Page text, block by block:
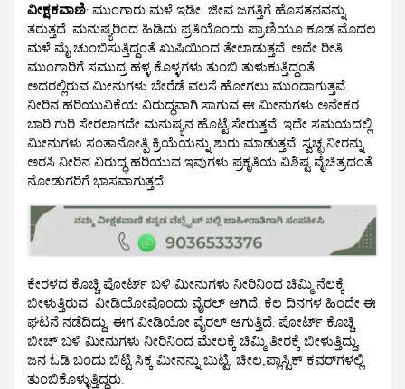
ವೀಕ್ಷಕವಾಣಿ: ಮುಂಗಾರು ಮಳೆ ಇಡೀ ಜೀವ ಜಗತ್ತಿಗೆ ಹೊಸತನವನ್ನು
ತರುತ್ತದೆ. ಮನುಷ್ಯರಿಂದ ಹಿಡಿದು ಪ್ರತಿಯೊಂದು ಪ್ರಾಣಿಯೂ ಕೂಡ ಮೊದಲ
ಮಳೆ ಮೈ ಚುಂಬಿಸುತ್ತಿದ್ದಂತೆ ಖುಷಿಯಿಂದ ತೇಲಾಡುತ್ತವೆ. ಅದೇ ರೀತಿ
ಮುಂಗಾರಿಗೆ ಸಮುದ್ರ ಹಳ್ಳ ಕೊಳ್ಳಗಳು ತುಂಬಿ ತುಳುಕುತ್ತಿದ್ದಂತೆ
ಅದರಲ್ಲಿರುವ ಮೀನುಗಳು ಬೇರೆಡೆ ವಲಸೆ ಹೋಗಲು ಮುಂದಾಗುತ್ತವೆ.
ನೀರಿನ ಹರಿಯುವಿಕೆಯ ವಿರುದ್ಧವಾಗಿ ಸಾಗುವ ಈ ಮೀನುಗಳು ಅನೇಕರ
ಬಾರಿ ಗುರಿ ಸೇರಲಾಗದೇ ಮನುಷ್ಯನ ಹೊಟ್ಟೆ ಸೇರುತ್ತವೆ. ಇದೇ ಸಮಯದಲ್ಲಿ
ಮೀನುಗಳು ಸಂತಾನೋತ್ಪಿ ಕ್ರಿಯೆಯನ್ನು ಶುರು ಮಾಡುತ್ತವೆ. ಸ್ವಚ್ಛ ನೀರನ್ನು
ಅರಸಿ ನೀರಿನ ವಿರುದ್ಧ ಹರಿಯುವ ಇವುಗಳು ಪ್ರಕೃತಿಯ ವಿಶಿಷ್ಟ ವೈಚಿತ್ರದಂತೆ
ನೋಡುಗರಿಗೆ ಭಾಸವಾಗುತ್ತದೆ.
ಕೇರಳದ ಕೊಚ್ಚಿ ಪೋರ್ಟ್ ಬಳಿ ಮೀನುಗಳು ನೀರಿನಿಂದ ಚಿಮ್ಮಿ ನೆಲಕ್ಕೆ
ಬೀಳುತ್ತಿರುವ ವೀಡಿಯೋವೊಂದು ವೈರಲ್ ಆಗಿದೆ. ಕೆಲ ದಿನಗಳ ಹಿಂದೇ ಈ
ಘಟನೆ ನಡೆದಿದ್ದು, ಈಗ ವೀಡಿಯೋ ವೈರಲ್ ಆಗುತ್ತಿದೆ. ಪೋರ್ಟ್ ಕೊಚ್ಚಿ
ಬೀಚ್ ಬಳಿ ಮೀನುಗಳು ನೀರಿನಿಂದ ಮೇಲಕ್ಕೆ ಚಿಮ್ಮಿ ತೀರಕ್ಕೆ ಬೀಳುತ್ತಿದ್ದು,
ಜನ ಓಡಿ ಬಂದು ಬಿಟ್ಟಿ ಸಿಕ್ಕ ಮೀನನ್ನು ಬುಟ್ಟಿ, ಚೀಲ,ಪ್ಲಾಸ್ಟಿಕ್ ಕವರ್‌ಗಳಲ್ಲಿ
ತುಂಬಿಕೊಳ್ಳುತ್ತಿದ್ದರು.